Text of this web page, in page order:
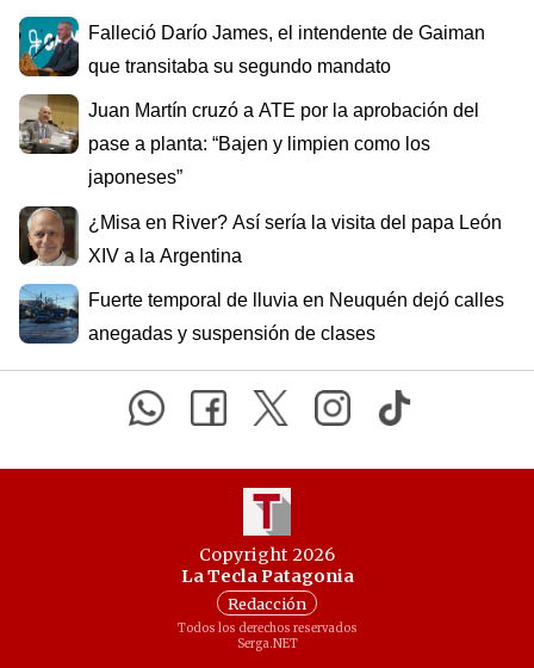
Falleció Darío James, el intendente de Gaiman
que transitaba su segundo mandato
Juan Martín cruzó a ATE por la aprobación del
pase a planta: “Bajen y limpien como los
japoneses”
¿Misa en River? Así sería la visita del papa León
XIV a la Argentina
Fuerte temporal de lluvia en Neuquén dejó calles
anegadas y suspensión de clases
Copyright 2026
La Tecla Patagonia
Redacción
Todos los derechos reservados
Serga.NET